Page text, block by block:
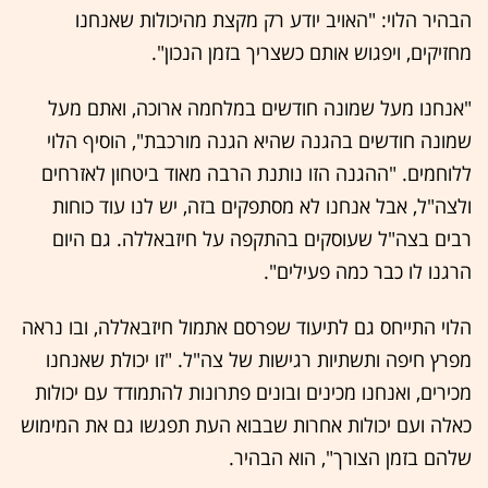
הבהיר הלוי: "האויב יודע רק מקצת מהיכולות שאנחנו
מחזיקים, ויפגוש אותם כשצריך בזמן הנכון".
"אנחנו מעל שמונה חודשים במלחמה ארוכה, ואתם מעל
שמונה חודשים בהגנה שהיא הגנה מורכבת", הוסיף הלוי
ללוחמים. "ההגנה הזו נותנת הרבה מאוד ביטחון לאזרחים
ולצה"ל, אבל אנחנו לא מסתפקים בזה, יש לנו עוד כוחות
רבים בצה"ל שעוסקים בהתקפה על חיזבאללה. גם היום
הרגנו לו כבר כמה פעילים".
הלוי התייחס גם לתיעוד שפרסם אתמול חיזבאללה, ובו נראה
מפרץ חיפה ותשתיות רגישות של צה"ל. "זו יכולת שאנחנו
מכירים, ואנחנו מכינים ובונים פתרונות להתמודד עם יכולות
כאלה ועם יכולות אחרות שבבוא העת תפגשו גם את המימוש
שלהם בזמן הצורך", הוא הבהיר.